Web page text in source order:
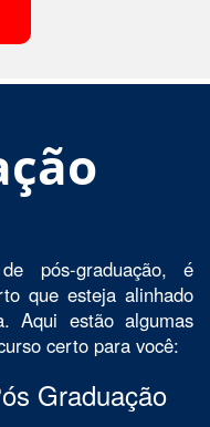
pós-graduação, é
que esteja alinhado
Aqui estão algumas
certo para você:
Graduação